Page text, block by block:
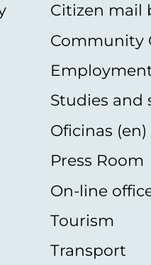
Citizen mail
Community
Studies and
Oficinas (en)
Press Room
On-line
Tourism
Transport